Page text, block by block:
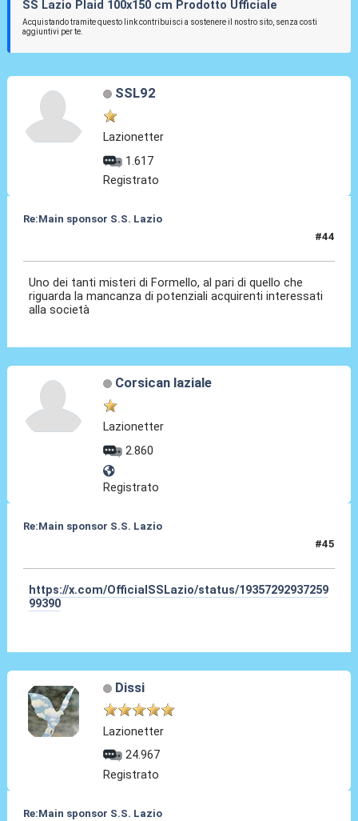
SS Lazio Plaid 100x150 cm Prodotto Ufficiale
Acquistando tramite questo link contribuisci a sostenere il nostro sito, senza costi
aggiuntivi per te.
SSL92
Lazionetter
1.617
Registrato
Re:Main sponsor S.S. Lazio
#44
Uno dei tanti misteri di Formello, al pari di quello che
riguarda la mancanza di potenziali acquirenti interessati
alla società
Corsican laziale
Lazionetter
2.860
Registrato
Re:Main sponsor S.S. Lazio
#45
https://x.com/OfficialSSLazio/status/19357292937259
99390
Dissi
Lazionetter
24.967
Registrato
Re:Main sponsor S.S. Lazio